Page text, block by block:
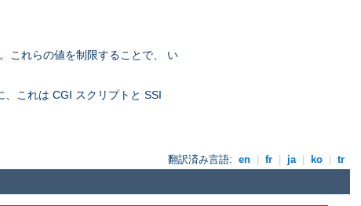
これらの値を制限することで、 い
これは CGI スクリプトと SSI
翻訳済み言語: en fr ja ko tr